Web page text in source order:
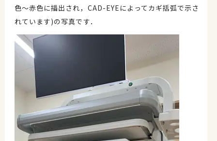
色～赤色に描出され，CAD-EYEによってカギ括弧で示さ
れています)の写真です．